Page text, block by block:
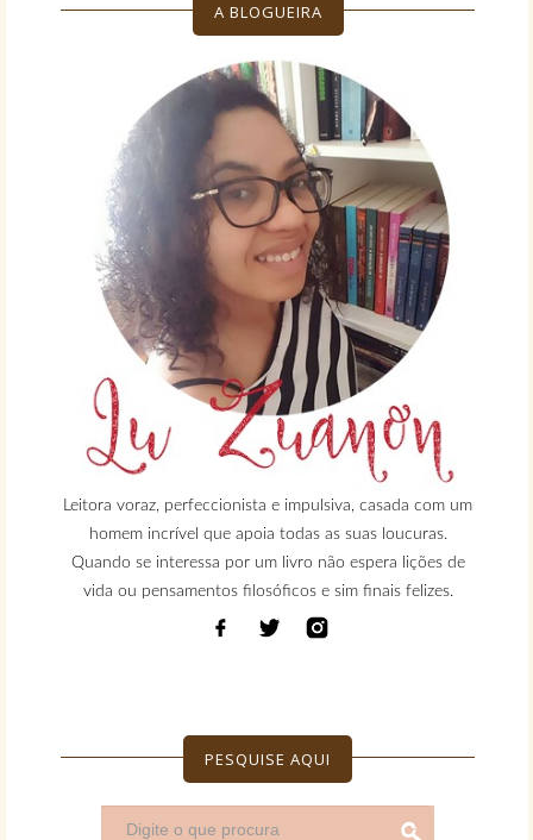
A BLOGUEIRA
Leitora voraz, perfeccionista e impulsiva, casada com um
homem incrível que apoia todas as suas loucuras.
Quando se interessa por um livro não espera lições de
vida ou pensamentos filosóficos e sim finais felizes.
PESQUISE AQUI